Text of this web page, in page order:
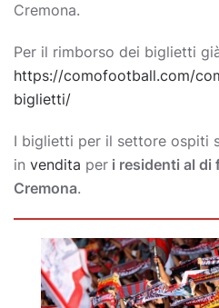
Cremona.
Per il rimborso dei biglietti
https://comofootball.com/
biglietti/
I biglietti per il settore ospiti
in vendita per i residenti al di
Cremona.